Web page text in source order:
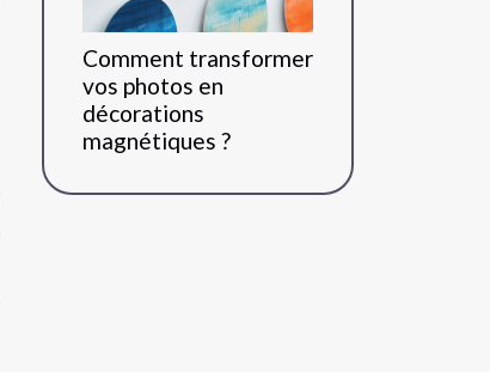
Comment transformer
vos photos en
décorations
magnétiques ?